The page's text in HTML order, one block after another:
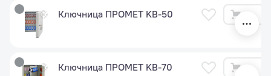
Ключница ПРОМЕТ KB-50
Ключница ПРОМЕТ KB-70